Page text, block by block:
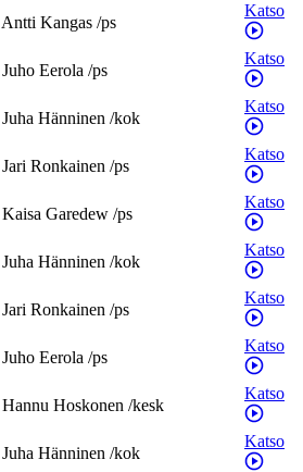
Antti Kangas /ps
Katso
Juho Eerola /ps
Katso
Juha Hänninen /kok
Katso
Jari Ronkainen /ps
Katso
Kaisa Garedew /ps
Katso
Juha Hänninen /kok
Katso
Jari Ronkainen /ps
Katso
Juho Eerola /ps
Katso
Hannu Hoskonen /kesk
Katso
Juha Hänninen /kok
Katso